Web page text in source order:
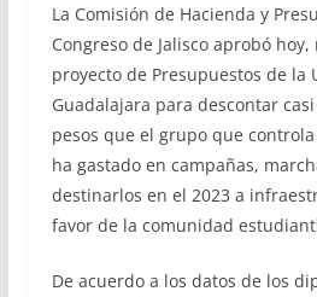
La Comisión de Hacienda y
Congreso de Jalisco aprobó
proyecto de Presupuestos de la
Guadalajara para descontar
pesos que el grupo que
ha gastado en campañas,
destinarlos en el 2023 a
favor de la comunidad
De acuerdo a los datos de los